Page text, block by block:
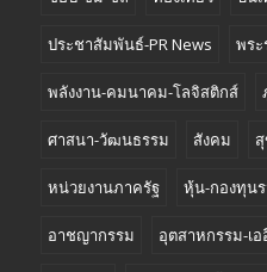
ประชาสัมพันธ์-PR News พร
พลังงาน-คมนาคม-โลจิสติกส์
ศาสนา-วัฒนธรรม สังคม
หน่วยงานภาครัฐ หุ้น-กองทุน
อาชญากรรม อุตสาหกรรม-เอ